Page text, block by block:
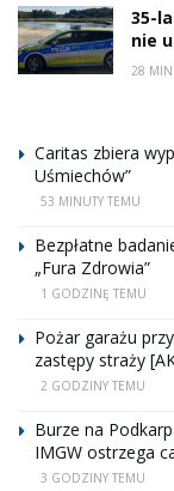
35-
nie
28
Caritas zbiera
Uśmiechów”
53 MINUTY TEMU
Bezpłatne
„Fura Zdrowia”
1 GODZINĘ TEMU
Pożar garażu
zastępy straży
2 GODZINY TEMU
Burze na
IMGW ostrzega
3 GODZINY TEMU